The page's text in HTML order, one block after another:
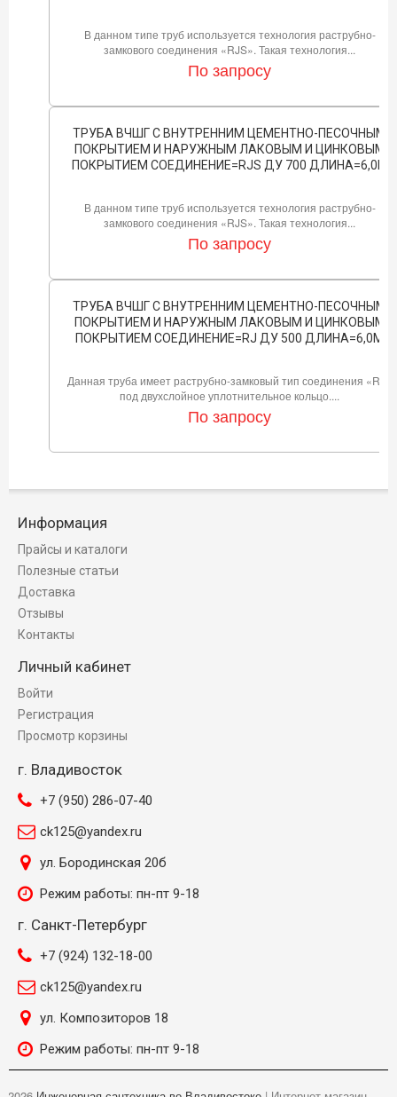
В данном типе труб используется технология раструбно-
замкового соединения «RJS». Такая технология...
По запросу
ТРУБА ВЧШГ С ВНУТРЕННИМ ЦЕМЕНТНО-ПЕСОЧНЫМ
ПОКРЫТИЕМ И НАРУЖНЫМ ЛАКОВЫМ И ЦИНКОВЫМ
ПОКРЫТИЕМ СОЕДИНЕНИЕ=RJS ДУ 700 ДЛИНА=6,0М
В данном типе труб используется технология раструбно-
замкового соединения «RJS». Такая технология...
По запросу
ТРУБА ВЧШГ С ВНУТРЕННИМ ЦЕМЕНТНО-ПЕСОЧНЫМ
ПОКРЫТИЕМ И НАРУЖНЫМ ЛАКОВЫМ И ЦИНКОВЫМ
ПОКРЫТИЕМ СОЕДИНЕНИЕ=RJ ДУ 500 ДЛИНА=6,0М
Данная труба имеет раструбно-замковый тип соединения «RJ»
под двухслойное уплотнительное кольцо....
По запросу
Информация
Прайсы и каталоги
Полезные статьи
Доставка
Отзывы
Контакты
Личный кабинет
Войти
Регистрация
Просмотр корзины
г. Владивосток
+7 (950) 286-07-40
ck125@yandex.ru
ул. Бородинская 20б
Режим работы: пн-пт 9-18
г. Санкт-Петербург
+7 (924) 132-18-00
ck125@yandex.ru
ул. Композиторов 18
Режим работы: пн-пт 9-18